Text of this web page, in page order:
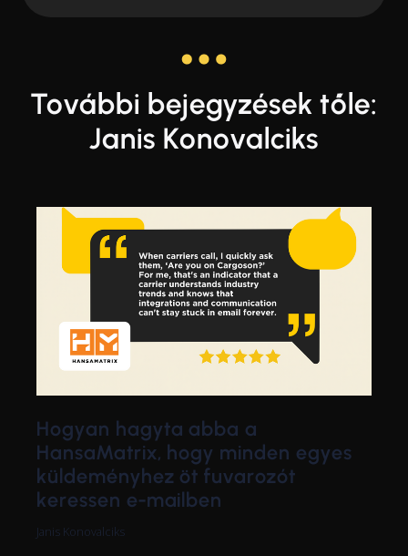
További bejegyzések tőle:
Janis Konovalciks
Hogyan hagyta abba a
HansaMatrix, hogy minden egyes
küldeményhez öt fuvarozót
keressen e-mailben
Janis Konovalciks